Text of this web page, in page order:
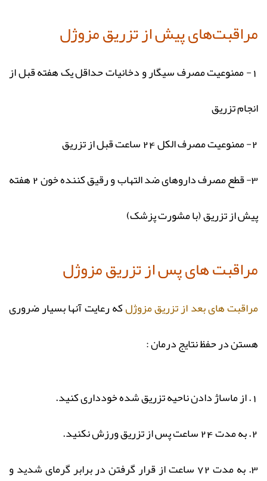
مراقبت‌های پیش از تزریق مزوژل
1- ممنوعیت مصرف سیگار و دخانیات حداقل یک هفته قبل از
انجام تزریق
2- ممنوعیت مصرف الکل 24 ساعت قبل از تزریق
3- قطع مصرف داروهای ضد التهاب و رقیق کننده خون 2 هفته
پیش از تزریق (با مشورت پزشک)
مراقبت‌ های پس از تزریق مزوژل
مراقبت های بعد از تزریق مزوژلکه رعایت آنها بسیار ضروری
هستن در حفظ نتایج درمان :
1. از ماساژ دادن ناحیه تزریق شده خودداری کنید.
2. به مدت 24 ساعت پس از تزریق ورزش نکنید.
3. به مدت 72 ساعت از قرار گرفتن در برابر گرمای شدید و